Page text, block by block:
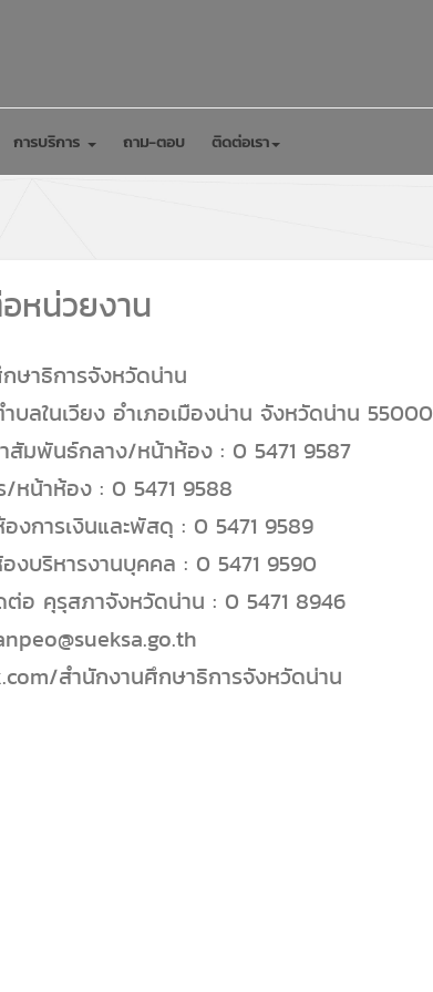
การบริการ ถาม-ตอบ ติดต่อเรา
หน่วยงาน
ษาธิการจังหวัดน่าน
ลในเวียง อำเภอเมืองน่าน จังหวัดน่าน 55000
สัมพันธ์กลาง/หน้าห้อง : 0 5471 9587
/หน้าห้อง : 0 5471 9588
งการเงินและพัสดุ : 0 5471 9589
งบริหารงานบุคคล : 0 5471 9590
ต่อ คุรุสภาจังหวัดน่าน : 0 5471 8946
สำนักงานศึกษาธิการจังหวัดน่าน